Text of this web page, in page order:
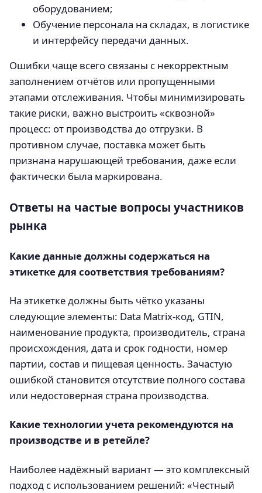
оборудованием;
Обучение персонала на складах, в логистике
и интерфейсу передачи данных.
Ошибки чаще всего связаны с некорректным
заполнением отчётов или пропущенными
этапами отслеживания. Чтобы минимизировать
такие риски, важно выстроить «сквозной»
процесс: от производства до отгрузки. В
противном случае, поставка может быть
признана нарушающей требования, даже если
фактически была маркирована.
Ответы на частые вопросы участников
рынка
Какие данные должны содержаться на
этикетке для соответствия требованиям?
На этикетке должны быть чётко указаны
следующие элементы: Data Matrix-код, GTIN,
наименование продукта, производитель, страна
происхождения, дата и срок годности, номер
партии, состав и пищевая ценность. Зачастую
ошибкой становится отсутствие полного состава
или недостоверная страна производства.
Какие технологии учета рекомендуются на
производстве и в ретейле?
Наиболее надёжный вариант — это комплексный
подход с использованием решений: «Честный